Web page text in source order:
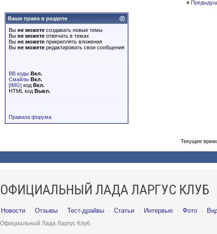
«
Ваши права в разделе
Вы не можете создавать новые темы
Вы не можете отвечать в темах
Вы не можете прикреплять вложения
Вы не можете редактировать свои сообщения
BB коды Вкл.
Смайлы Вкл.
[IMG] код Вкл.
HTML код Выкл.
Правила форума
Текущее
ОФИЦИАЛЬНЫЙ ЛАДА ЛАРГУС КЛУБ
Новости · Отзывы · Тест-драйвы · Статьи · Интервью · Фото ·
Официальный Лада Ларгус Клуб